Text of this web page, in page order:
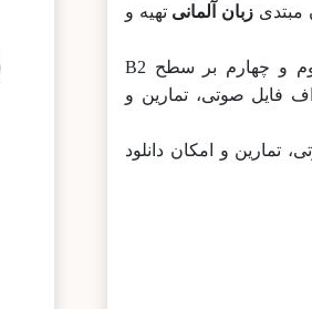
زبان آلمانی تهیه و
بخش اول و دوم بر سطوح A1 و A2 (مبتدی) تمرکز دارد و بخش‌های سوم و چهارم بر سطح B2
فایل صوتی، تمارین و
تمارین و امکان دانلود